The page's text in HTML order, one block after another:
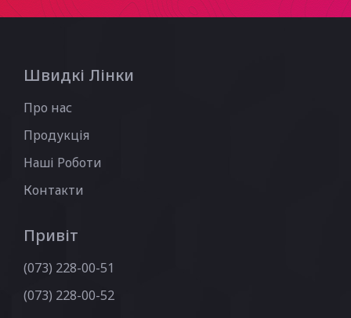
Швидкі Лінки
Про нас
Продукція
Наші Роботи
Контакти
Привіт
(073) 228-00-51
(073) 228-00-52